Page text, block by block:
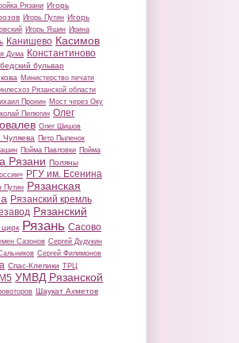
Рязани Игорь
Игорь Путин Игорь
Игорь Яшин Ирина
Канищево Касимов
Дума Константиново
бульвар
Министерство печати
Рязанской области
Пронин Мост через Оку
Пилюгин Олег
Олег Шишов
Чуляева Петр Пыленок
Пойма Павловки Пойма
Рязани Поляны
РГУ им. Есенина
Путин Рязанская
Рязанский кремль
Рязанский
цирк Рязань Сасово
Сазонов Сергей Дудукин
Сергей Филимонов
Спас-Клепики ТРЦ
УМВД Рязанской
Шаукат Ахметов